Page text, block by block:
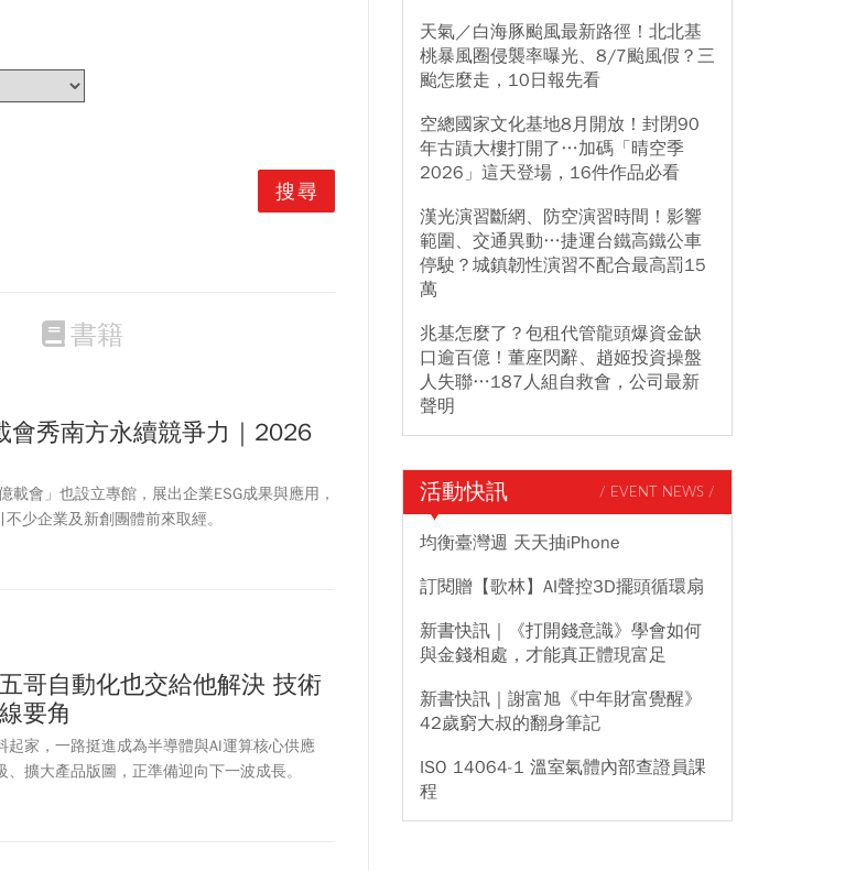
書籍
秀南方永續競爭力｜2026
載會」也設立專館，展出企業ESG成果與應用，
少企業及新創團體前來取經。
哥自動化也交給他解決 技術
要角
家，一路挺進成為半導體與AI運算核心供應
擴大產品版圖，正準備迎向下一波成長。
天氣／白海豚颱風最新路徑！北北基
桃暴風圈侵襲率曝光、8/7颱風假？三
颱怎麼走，10日報先看
空總國家文化基地8月開放！封閉90
年古蹟大樓打開了…加碼「晴空季
2026」這天登場，16件作品必看
漢光演習斷網、防空演習時間！影響
範圍、交通異動…捷運台鐵高鐵公車
停駛？城鎮韌性演習不配合最高罰15
萬
兆基怎麼了？包租代管龍頭爆資金缺
口逾百億！董座閃辭、趙姬投資操盤
人失聯…187人組自救會，公司最新
聲明
活動快訊 / EVENT NEWS /
均衡臺灣週 天天抽iPhone
訂閱贈【歌林】AI聲控3D擺頭循環扇
新書快訊｜《打開錢意識》學會如何
與金錢相處，才能真正體現富足
新書快訊｜謝富旭《中年財富覺醒》
42歲窮大叔的翻身筆記
ISO 14064-1 溫室氣體內部查證員課
程